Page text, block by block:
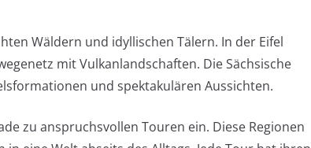
Wäldern und idyllischen Tälern. In der Eifel
mit Vulkanlandschaften. Die Sächsische
und spektakulären Aussichten.
zu anspruchsvollen Touren ein. Diese Regionen